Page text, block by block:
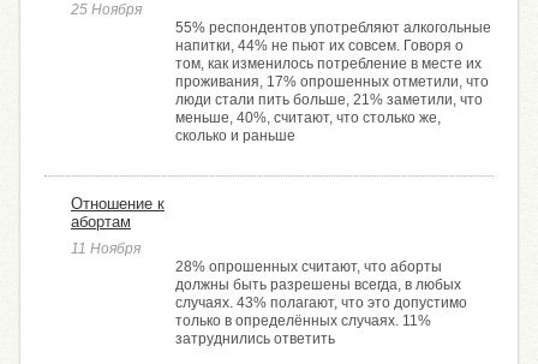
25 Ноября
55% респондентов употребляют алкогольные
напитки, 44% не пьют их совсем. Говоря о
том, как изменилось потребление в месте их
проживания, 17% опрошенных отметили, что
люди стали пить больше, 21% заметили, что
меньше, 40%, считают, что столько же,
сколько и раньше
Отношение к
абортам
11 Ноября
28% опрошенных считают, что аборты
должны быть разрешены всегда, в любых
случаях. 43% полагают, что это допустимо
только в определённых случаях. 11%
затруднились ответить